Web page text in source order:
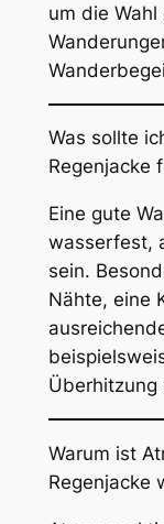
um die
Was sollte
Regenjacke
Eine gute
wasserfest,
sein.
Nähte, eine
Überhitzung
Warum ist
Regenjacke